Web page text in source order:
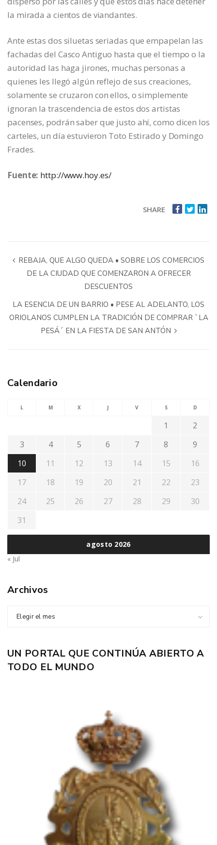
la mirada a cientos de viandantes.
Ante estas dos siluetas seriadas que empapelan las
fachadas del Casco Antiguo hasta que el tiempo o la
autoridad las haga jirones, muchas personas a
quienes les llegó algún reflejo de sus creaciones,
solamente se cruzaron con ellos, o simplemente
ignoran la trascendencia de estos dos artistas
pacenses, podrán saber que justo ahí, como dicen los
carteles, un día estuvieron Toto Estirado y Domingo
Frades.
Fuente: http://www.hoy.es/
SHARE
REBAJA, QUE ALGO QUEDA • SOBRE LOS COMERCIOS
DE LA CIUDAD QUE COMENZARON A OFRECER
DESCUENTOS
LA ESENCIA DE UN BARRIO • PESE AL ADELANTO, LOS
ORIOLANOS CUMPLEN LA TRADICIÓN DE COMPRAR `LA
PESÁ´ EN LA FIESTA DE SAN ANTÓN
Calendario
agosto 2026
L M X J V S D
1
2
3
4 5 6 7 8
9
10
11 12 13 14 15
16
17
18 19 20 21 22
23
24
25 26 27 28 29
30
31
« Jul
Archivos
Elegir el mes
UN PORTAL QUE CONTINÚA ABIERTO A
TODO EL MUNDO